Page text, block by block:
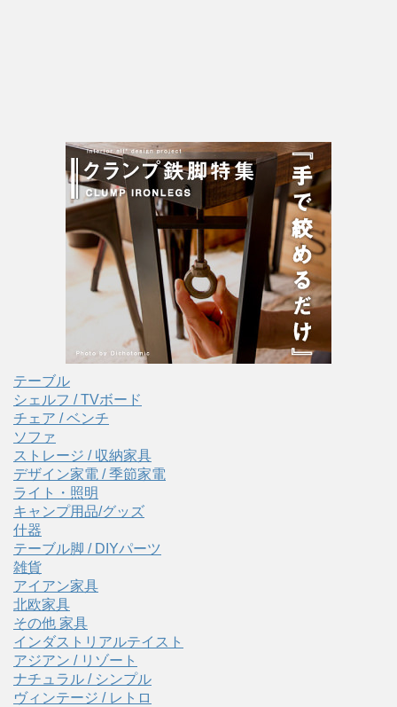
テーブル
シェルフ / TVボード
チェア / ベンチ
ソファ
ストレージ / 収納家具
デザイン家電 / 季節家電
ライト・照明
キャンプ用品/グッズ
什器
テーブル脚 / DIYパーツ
雑貨
アイアン家具
北欧家具
その他 家具
インダストリアルテイスト
アジアン / リゾート
ナチュラル / シンプル
ヴィンテージ / レトロ